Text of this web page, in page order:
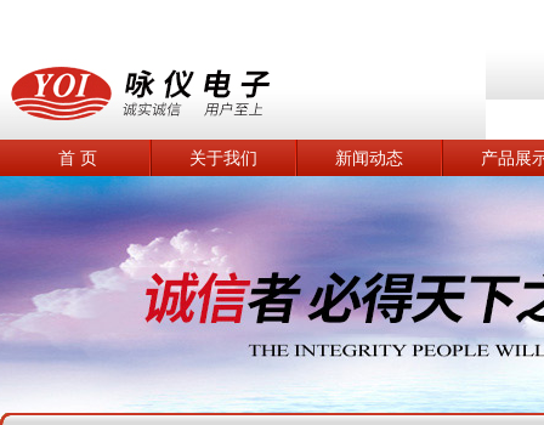
首 页 关于我们 新闻动态 产品展